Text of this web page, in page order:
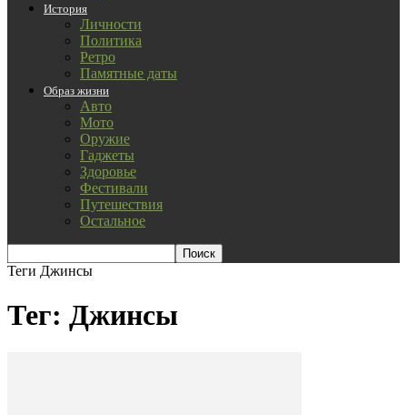
История
Личности
Политика
Ретро
Памятные даты
Образ жизни
Авто
Мото
Оружие
Гаджеты
Здоровье
Фестивали
Путешествия
Остальное
Теги Джинсы
Тег: Джинсы